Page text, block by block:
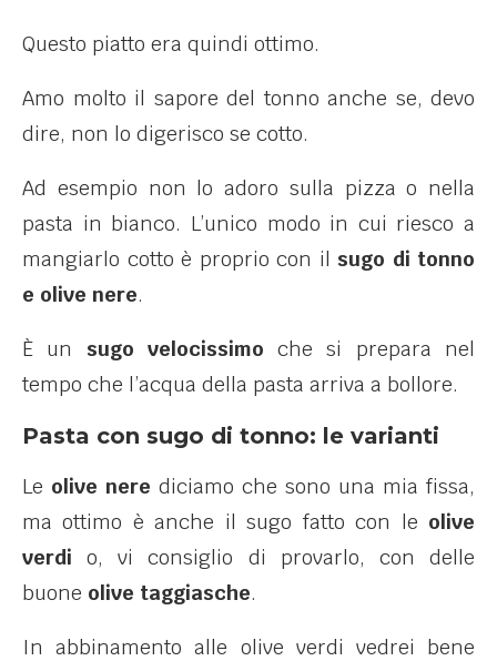
Questo piatto era quindi ottimo.
Amo molto il sapore del tonno anche se, devo
dire, non lo digerisco se cotto.
Ad esempio non lo adoro sulla pizza o nella
pasta in bianco. L’unico modo in cui riesco a
mangiarlo cotto è proprio con il sugo di tonno
e olive nere.
È un sugo velocissimo che si prepara nel
tempo che l’acqua della pasta arriva a bollore.
Pasta con sugo di tonno: le varianti
Le olive nere diciamo che sono una mia fissa,
ma ottimo è anche il sugo fatto con le olive
verdi o, vi consiglio di provarlo, con delle
buone olive taggiasche.
In abbinamento alle olive verdi vedrei bene